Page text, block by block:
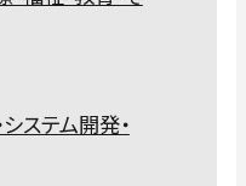
ステム開発・